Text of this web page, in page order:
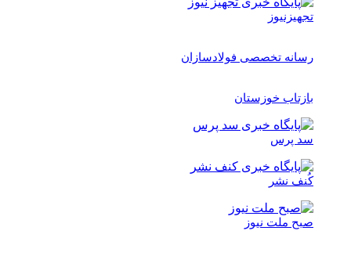
تجهیزنیوز
رسانه تخصصی فولادسازان
بازتاب خوزستان
سد پرس
کُنف نشر
صبح ملت نیوز